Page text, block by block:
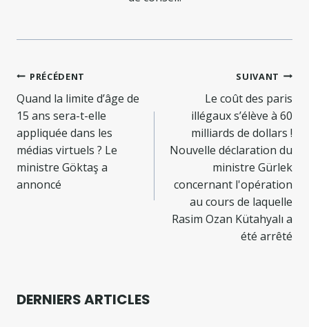
Navigation
de
l’article
PRÉCÉDENT
Quand la limite d’âge de
15 ans sera-t-elle
appliquée dans les
médias virtuels ? Le
ministre Göktaş a
annoncé
SUIVANT
Le coût des paris
illégaux s’élève à 60
milliards de dollars !
Nouvelle déclaration du
ministre Gürlek
concernant l'opération
au cours de laquelle
Rasim Ozan Kütahyalı a
été arrêté
DERNIERS ARTICLES